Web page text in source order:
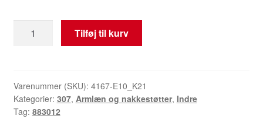
armlæn
grøn
883012
antal
Tilføj til kurv
Varenummer (SKU): 4167-E10_K21
Kategorier: 307, Armlæn og nakkestøtter, Indre
Tag: 883012